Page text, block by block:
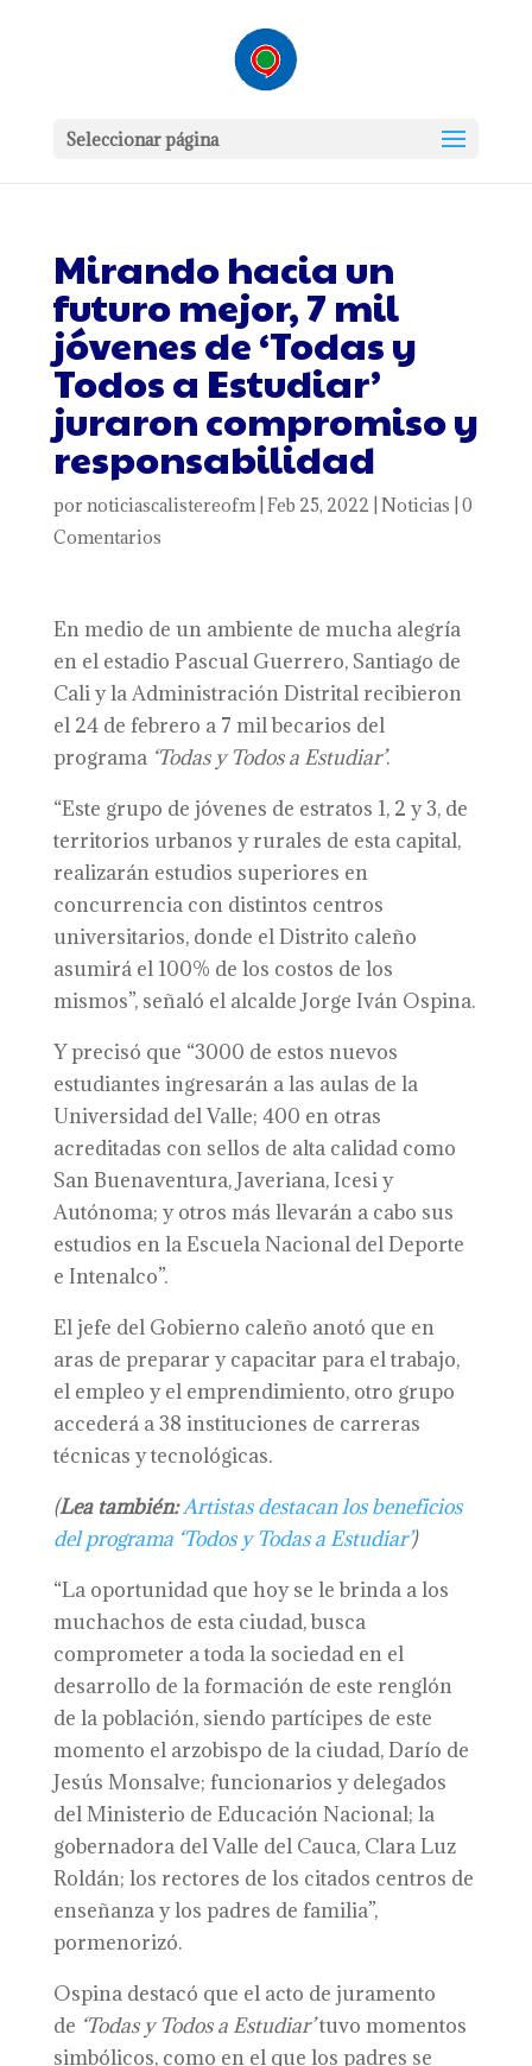
Seleccionar página
Mirando hacia un
futuro mejor, 7 mil
jóvenes de ‘Todas y
Todos a Estudiar’
juraron compromiso y
responsabilidad
por noticiascalistereofm| Feb 25, 2022 Noticias 0
Comentarios
En medio de un ambiente de mucha alegría
en el estadio Pascual Guerrero, Santiago de
Cali y la Administración Distrital recibieron
el 24 de febrero a 7 mil becarios del
programa ‘Todas y Todos a Estudiar’.
“Este grupo de jóvenes de estratos 1, 2 y 3, de
territorios urbanos y rurales de esta capital,
realizarán estudios superiores en
concurrencia con distintos centros
universitarios, donde el Distrito caleño
asumirá el 100% de los costos de los
mismos”, señaló el alcalde Jorge Iván Ospina.
Y precisó que “3000 de estos nuevos
estudiantes ingresarán a las aulas de la
Universidad del Valle; 400 en otras
acreditadas con sellos de alta calidad como
San Buenaventura, Javeriana, Icesi y
Autónoma; y otros más llevarán a cabo sus
estudios en la Escuela Nacional del Deporte
e Intenalco”.
El jefe del Gobierno caleño anotó que en
aras de preparar y capacitar para el trabajo,
el empleo y el emprendimiento, otro grupo
accederá a 38 instituciones de carreras
técnicas y tecnológicas.
(Lea también:Artistas destacan los beneficios
del programa ‘Todos y Todas a Estudiar’)
“La oportunidad que hoy se le brinda a los
muchachos de esta ciudad, busca
comprometer a toda la sociedad en el
desarrollo de la formación de este renglón
de la población, siendo partícipes de este
momento el arzobispo de la ciudad, Darío de
Jesús Monsalve; funcionarios y delegados
del Ministerio de Educación Nacional; la
gobernadora del Valle del Cauca, Clara Luz
Roldán; los rectores de los citados centros de
enseñanza y los padres de familia”,
pormenorizó.
Ospina destacó que el acto de juramento
de ‘Todas y Todos a Estudiar’tuvo momentos
simbólicos, como en el que los padres se